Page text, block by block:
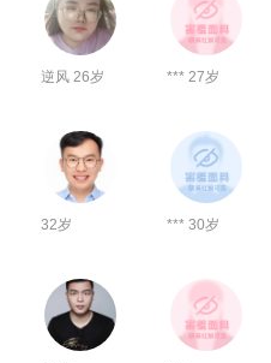
逆风 26岁 *** 27岁
32岁 *** 30岁